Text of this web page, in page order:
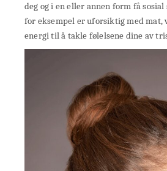
deg og i en eller annen form få
for eksempel er uforsiktig med mat,
energi til å takle følelsene dine av